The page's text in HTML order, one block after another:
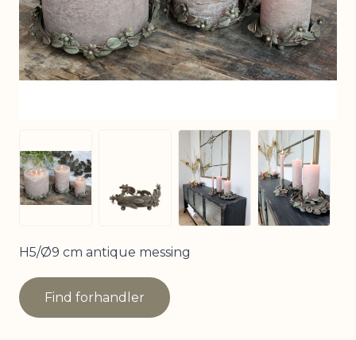
View larger image
View larger image
View larger image
View
H5/Ø9 cm antique messing
Find forhandler